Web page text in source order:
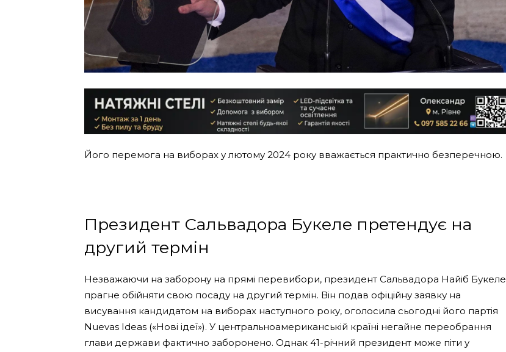
Його перемога на виборах у лютому 2024 року вважається практично безперечною.
Президент Сальвадора Букеле претендує на
другий термін
Незважаючи на заборону на прямі перевибори, президент Сальвадора Найіб Букеле
прагне обійняти свою посаду на другий термін. Він подав офіційну заявку на
висування кандидатом на виборах наступного року, оголосила сьогодні його партія
Nuevas Ideas («Нові ідеї»). У центральноамериканській країні негайне переобрання
глави держави фактично заборонено. Однак 41-річний президент може піти у